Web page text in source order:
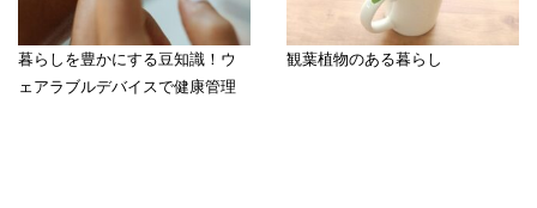
暮らしを豊かにする豆知識！ウ
ェアラブルデバイスで健康管理
観葉植物のある暮らし